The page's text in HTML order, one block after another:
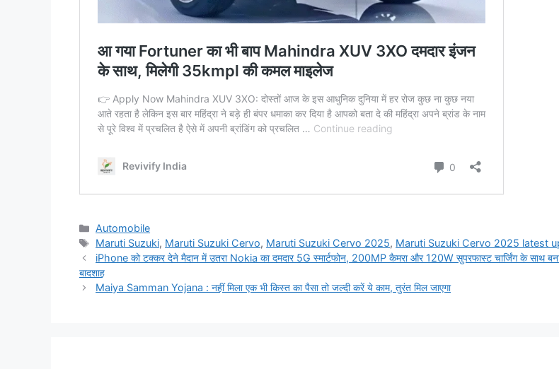
Categories
Automobile
Tags
Maruti Suzuki, Maruti Suzuki Cervo, Maruti Suzuki Cervo 2025, Maruti Suzuki Cervo 2025 latest
iPhone को टक्कर देने मैदान में उतरा Nokia का दमदार 5G स्मार्टफोन, 200MP कैमरा और 120W सुपरफास्ट चार्जिंग के साथ बना
बादशाह
Maiya Samman Yojana : नहीं मिला एक भी किस्त का पैसा तो जल्दी करें ये काम, तुरंत मिल जाएगा